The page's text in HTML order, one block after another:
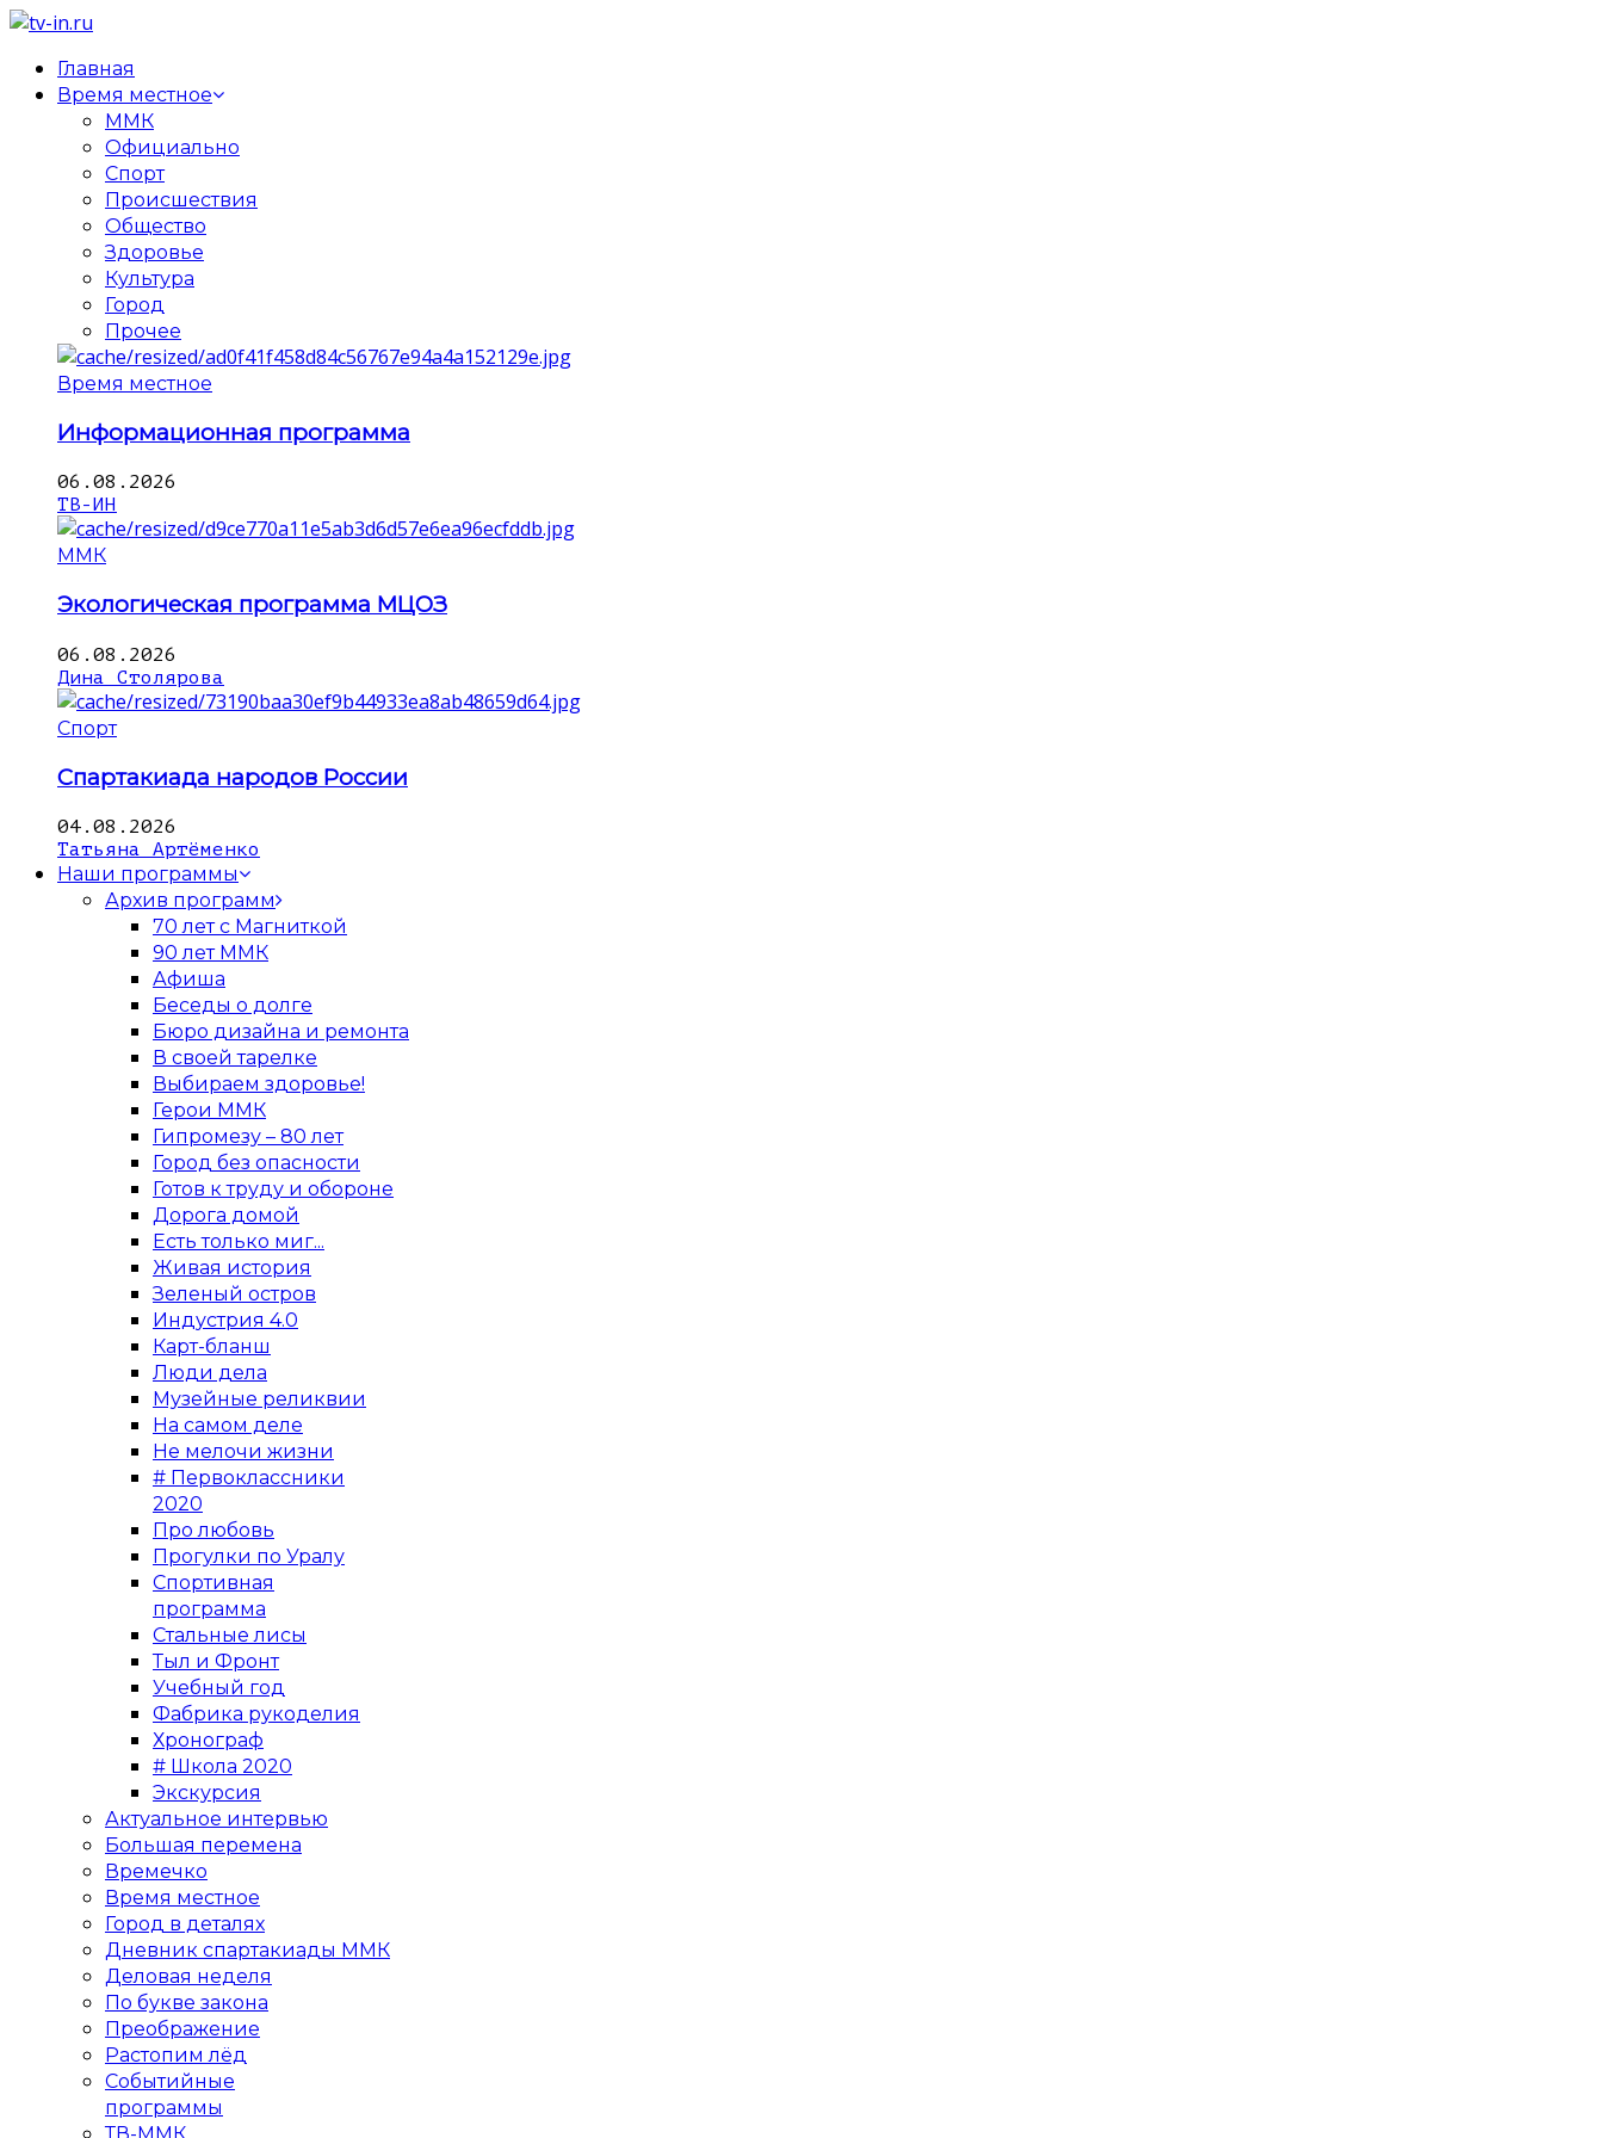
Главная
Время местное
ММК
Официально
Спорт
Происшествия
Общество
Здоровье
Культура
Город
Прочее
Время местное
Информационная программа
06.08.2026
ТВ-ИН
ММК
Экологическая программа МЦОЗ
06.08.2026
Дина Столярова
Спорт
Спартакиада народов России
04.08.2026
Татьяна Артёменко
Наши программы
Архив программ
70 лет с Магниткой
90 лет ММК
Афиша
Беседы о долге
Бюро дизайна и ремонта
В своей тарелке
Выбираем здоровье!
Герои ММК
Гипромезу – 80 лет
Город без опасности
Готов к труду и обороне
Дорога домой
Есть только миг...
Живая история
Зеленый остров
Индустрия 4.0
Карт-бланш
Люди дела
Музейные реликвии
На самом деле
Не мелочи жизни
# Первоклассники
2020
Про любовь
Прогулки по Уралу
Спортивная
программа
Стальные лисы
Тыл и Фронт
Учебный год
Фабрика рукоделия
Хронограф
# Школа 2020
Экскурсия
Актуальное интервью
Большая перемена
Времечко
Время местное
Город в деталях
Дневник спартакиады ММК
Деловая неделя
По букве закона
Преображение
Растопим лёд
Событийные
программы